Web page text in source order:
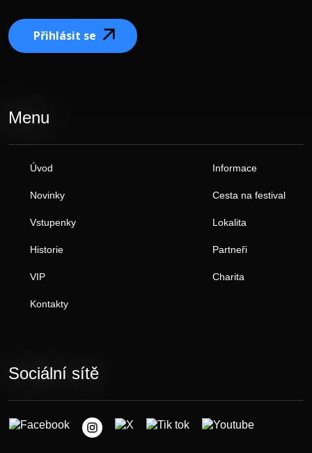
Přihlásit se
Menu
Úvod
Novinky
Vstupenky
Historie
VIP
Kontakty
Informace
Cesta na festival
Lokalita
Partneři
Charita
Sociální sítě